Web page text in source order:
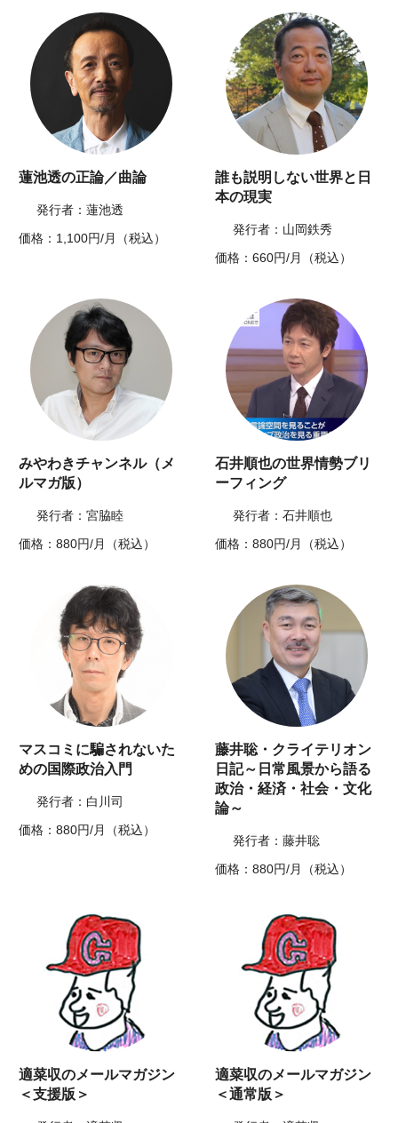
蓮池透の正論／曲論
発行者：蓮池透
価格：1,100円/月（税込）
誰も説明しない世界と日
本の現実
発行者：山岡鉄秀
価格：660円/月（税込）
みやわきチャンネル（メ
ルマガ版）
発行者：宮脇睦
価格：880円/月（税込）
石井順也の世界情勢ブリ
ーフィング
発行者：石井順也
価格：880円/月（税込）
マスコミに騙されないた
めの国際政治入門
発行者：白川司
価格：880円/月（税込）
藤井聡・クライテリオン
日記～日常風景から語る
政治・経済・社会・文化
論～
発行者：藤井聡
価格：880円/月（税込）
適菜収のメールマガジン
＜支援版＞
適菜収のメールマガジン
＜通常版＞